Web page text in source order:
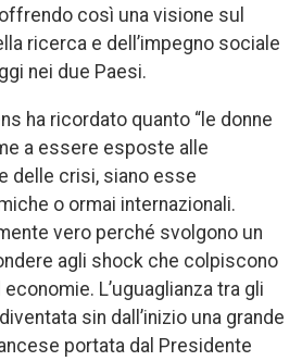
così una visione sul
ricerca e dell’impegno sociale
nei due Paesi.
ha ricordato quanto “le donne
a essere esposte alle
delle crisi, siano esse
o ormai internazionali.
vero perché svolgono un
agli shock che colpiscono
L’uguaglianza tra gli
sin dall’inizio una grande
portata dal Presidente